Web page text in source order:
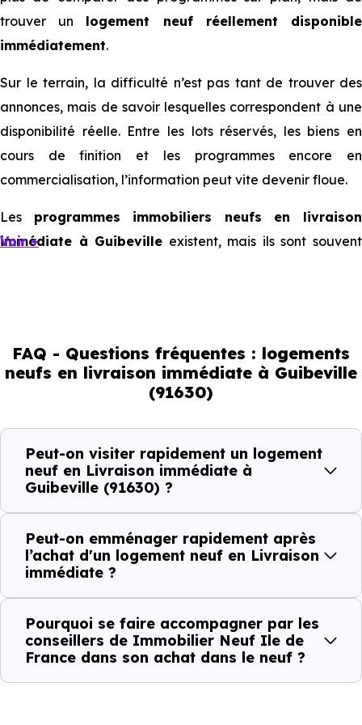
trouver un logement neuf réellement disponible
immédiatement.
Sur le terrain, la difficulté n’est pas tant de trouver des
annonces, mais de savoir lesquelles correspondent à une
disponibilité réelle. Entre les lots réservés, les biens en
cours de finition et les programmes encore en
commercialisation, l’information peut vite devenir floue.
Les programmes immobiliers neufs en livraison
immédiate à Guibeville existent, mais ils sont souvent
Livraison immédiate : ce que vous
pouvez réellement faire
concrète. Le logement neuf est là, vous pouvez le voir, et
le projet peut avancer rapidement.
Action Ce que cela change pour vous
Visiter Vous voyez le bien tel qu’il est
Comparer Vous comparez des biens réels
Voir +
FAQ - Questions fréquentes : logements
neufs en livraison immédiate à Guibeville
(91630)
Peut-on visiter rapidement un logement
neuf en Livraison immédiate à
Guibeville (91630) ?
Peut-on emménager rapidement après
l’achat d'un logement neuf en Livraison
immédiate ?
Pourquoi se faire accompagner par les
conseillers de Immobilier Neuf Ile de
France dans son achat dans le neuf ?